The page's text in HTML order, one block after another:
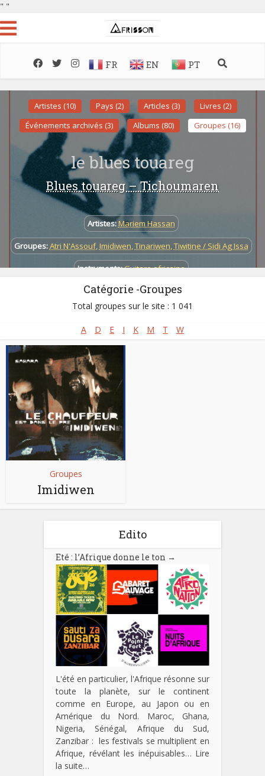
" "
FR EN PT
Artistes (10) Pays (2) Articles (3)
Livres (2)
Événements archivés (3)
Albums (80) Groupes (16)
le blues touareg
Blues touareg – Tichoumaren
Artistes:Mariem Hassan
Groupes:Atri N'Assouf,Imidiwen,Tinariwen,Tiwitine / Sidi Ag Issa
Instruments:Guitare africaine
Burkina Faso,Libye Mali,Mauritanie
Catégorie -Groupes
Total groupes sur le site : 1 041
A D E I K M T W
Groupes
Imidiwen
Edito
Eté : l’Afrique donne le ton →
L'été en particulier, l'Afrique résonne sur
toute la planète, sur le continent
comme en Europe, au Japon ou en
Amérique du Nord. Maroc, Ghana,
Nigeria, Sénégal, Afrique du Sud,
Zanzibar : les festivals se multiplient en
Afrique, révélant les inépuisables… Lire
la suite…